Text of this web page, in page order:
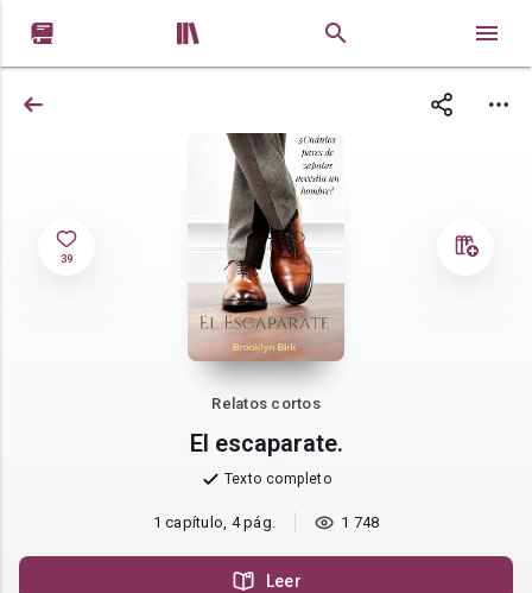
 
39
Relatos cortos
El escaparate.
Texto completo
1 capítulo, 4 pág. 1 748
Leer